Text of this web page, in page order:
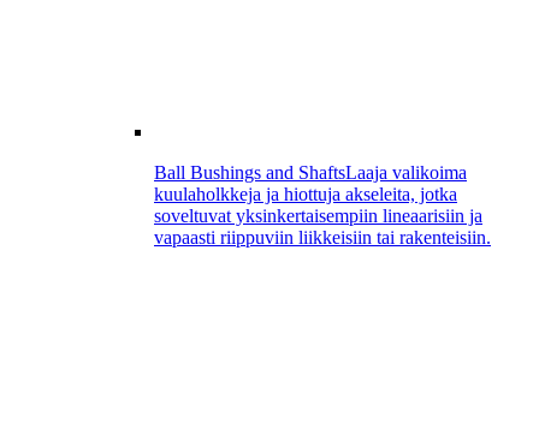
Ball Bushings and ShaftsLaaja valikoima
kuulaholkkeja ja hiottuja akseleita, jotka
soveltuvat yksinkertaisempiin lineaarisiin ja
vapaasti riippuviin liikkeisiin tai rakenteisiin.